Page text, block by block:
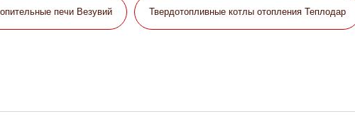
печи Везувий Твердотопливные котлы отопления Теплодар